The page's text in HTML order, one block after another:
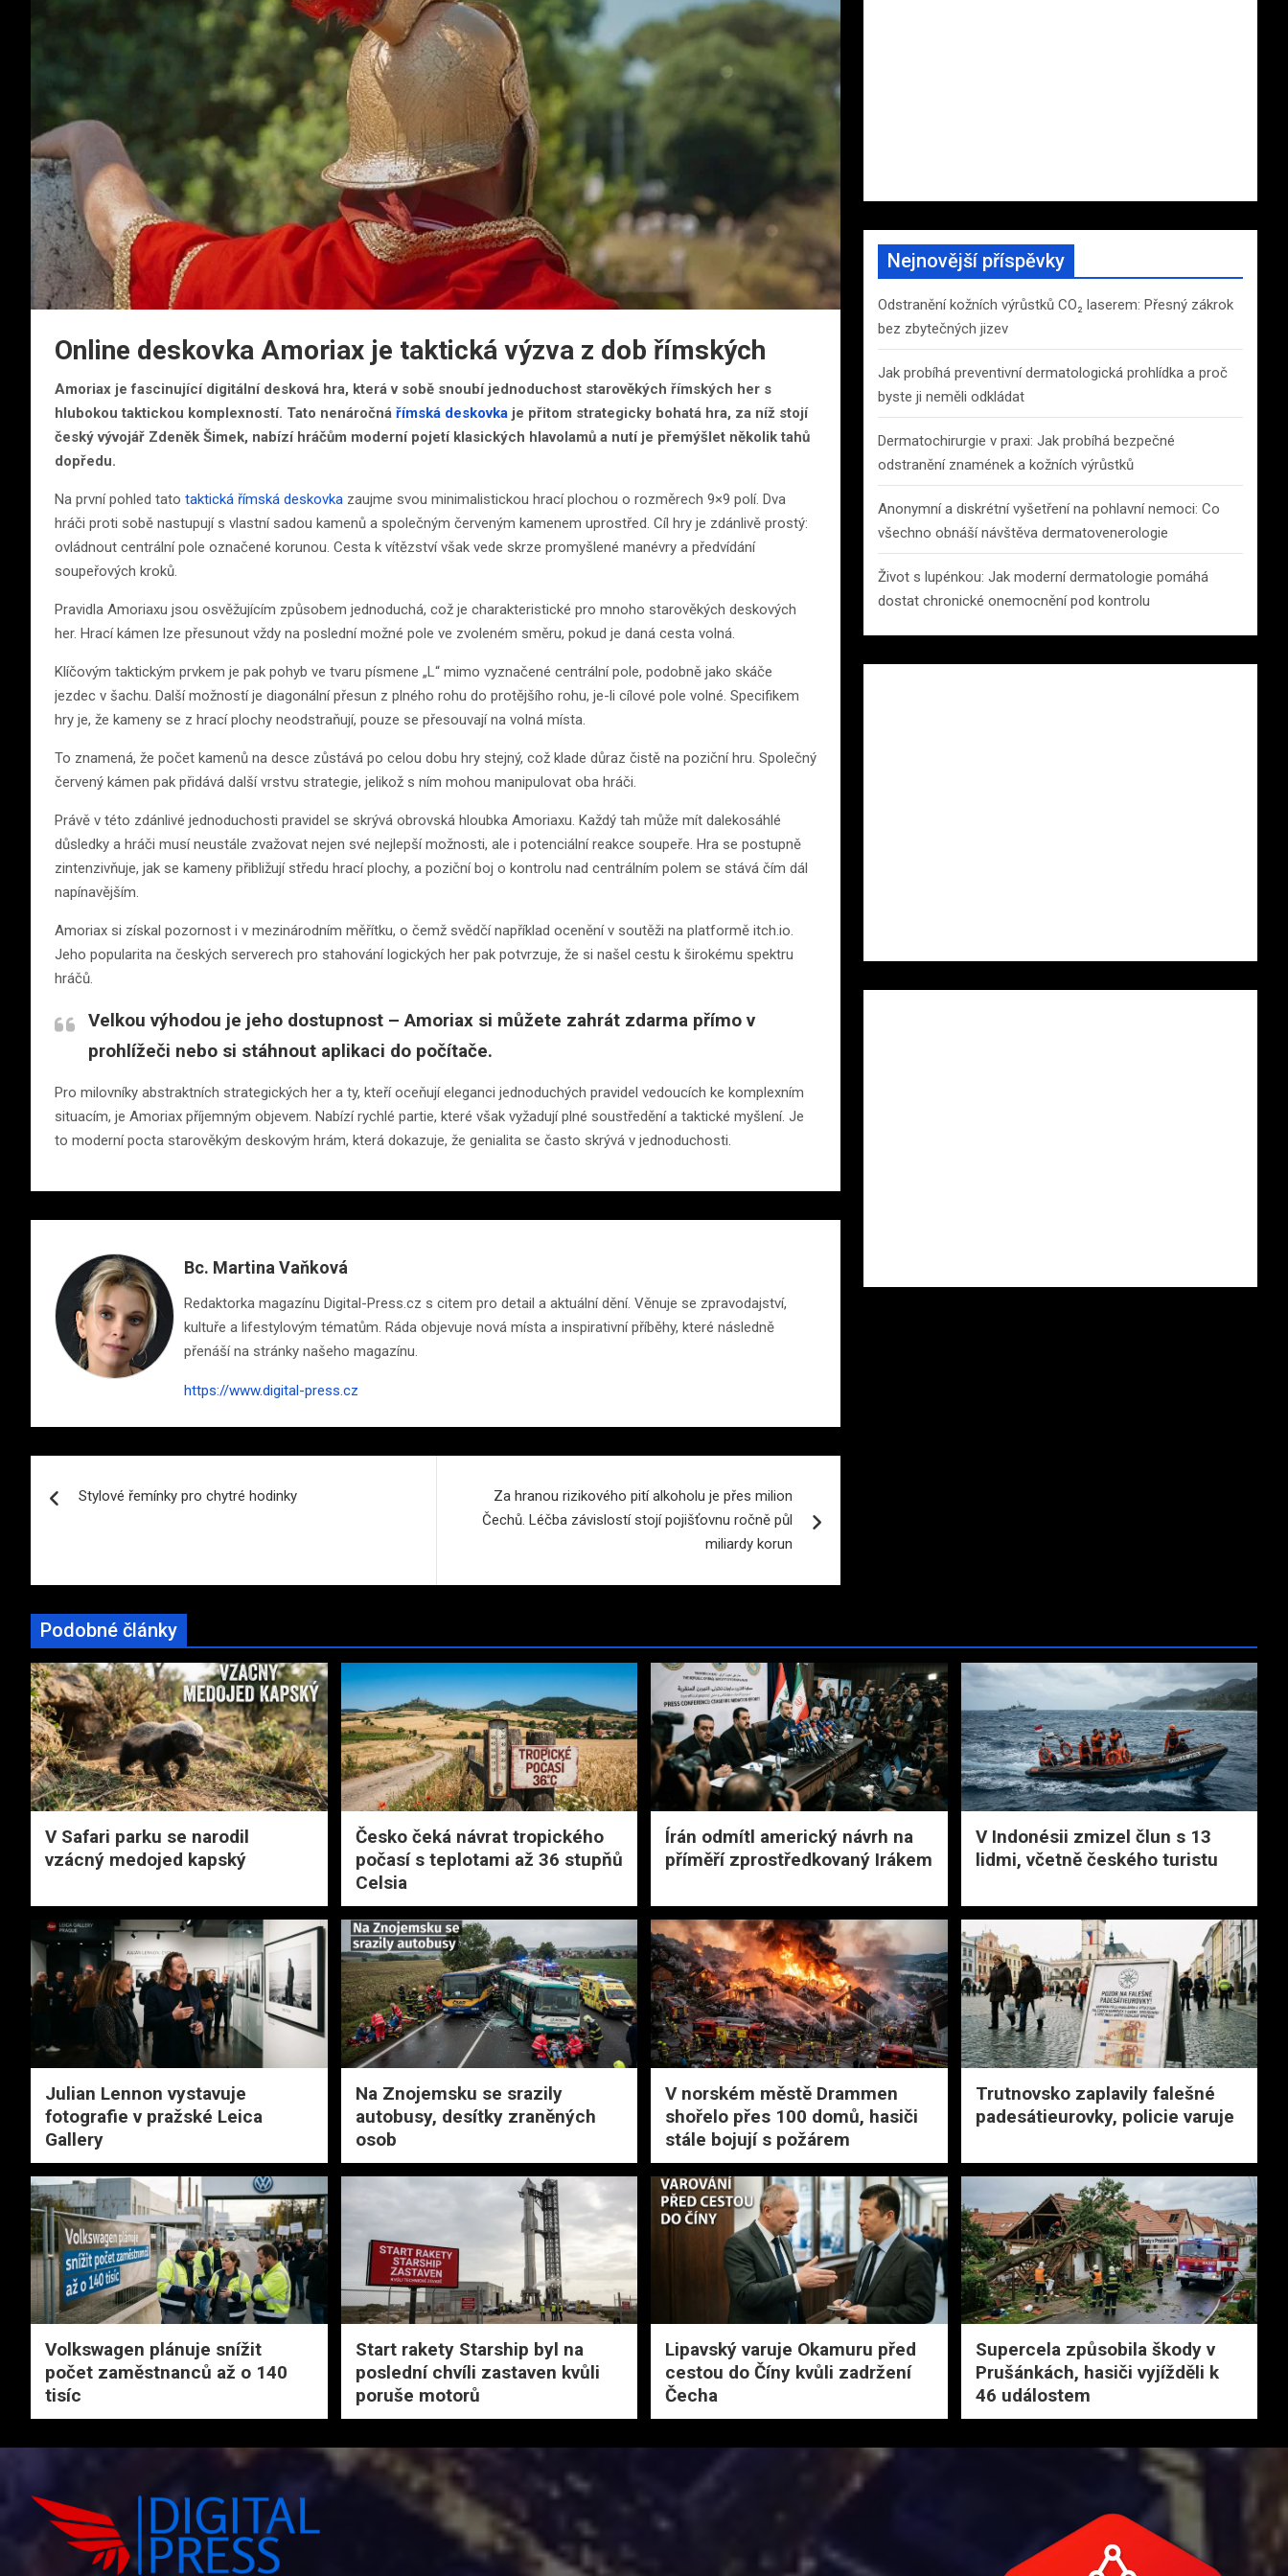
Online deskovka Amoriax je taktická výzva z dob římských
Amoriax je fascinující digitální desková hra, která v sobě snoubí jednoduchost starověkých římských her s
hlubokou taktickou komplexností. Tato nenáročná římská deskovka je přitom strategicky bohatá hra, za níž stojí
český vývojář Zdeněk Šimek, nabízí hráčům moderní pojetí klasických hlavolamů a nutí je přemýšlet několik tahů
dopředu.
Na první pohled tato taktická římská deskovka zaujme svou minimalistickou hrací plochou o rozměrech 9×9 polí. Dva
hráči proti sobě nastupují s vlastní sadou kamenů a společným červeným kamenem uprostřed. Cíl hry je zdánlivě prostý:
ovládnout centrální pole označené korunou. Cesta k vítězství však vede skrze promyšlené manévry a předvídání
soupeřových kroků.
Pravidla Amoriaxu jsou osvěžujícím způsobem jednoduchá, což je charakteristické pro mnoho starověkých deskových
her. Hrací kámen lze přesunout vždy na poslední možné pole ve zvoleném směru, pokud je daná cesta volná.
Klíčovým taktickým prvkem je pak pohyb ve tvaru písmene „L“ mimo vyznačené centrální pole, podobně jako skáče
jezdec v šachu. Další možností je diagonální přesun z plného rohu do protějšího rohu, je-li cílové pole volné. Specifikem
hry je, že kameny se z hrací plochy neodstraňují, pouze se přesouvají na volná místa.
To znamená, že počet kamenů na desce zůstává po celou dobu hry stejný, což klade důraz čistě na poziční hru. Společný
červený kámen pak přidává další vrstvu strategie, jelikož s ním mohou manipulovat oba hráči.
Právě v této zdánlivé jednoduchosti pravidel se skrývá obrovská hloubka Amoriaxu. Každý tah může mít dalekosáhlé
důsledky a hráči musí neustále zvažovat nejen své nejlepší možnosti, ale i potenciální reakce soupeře. Hra se postupně
zintenzivňuje, jak se kameny přibližují středu hrací plochy, a poziční boj o kontrolu nad centrálním polem se stává čím dál
napínavějším.
Amoriax si získal pozornost i v mezinárodním měřítku, o čemž svědčí například ocenění v soutěži na platformě itch.io.
Jeho popularita na českých serverech pro stahování logických her pak potvrzuje, že si našel cestu k širokému spektru
hráčů.
Velkou výhodou je jeho dostupnost – Amoriax si můžete zahrát zdarma přímo v
prohlížeči nebo si stáhnout aplikaci do počítače.
Pro milovníky abstraktních strategických her a ty, kteří oceňují eleganci jednoduchých pravidel vedoucích ke komplexním
situacím, je Amoriax příjemným objevem. Nabízí rychlé partie, které však vyžadují plné soustředění a taktické myšlení. Je
to moderní pocta starověkým deskovým hrám, která dokazuje, že genialita se často skrývá v jednoduchosti.
Bc. Martina Vaňková
Redaktorka magazínu Digital-Press.cz s citem pro detail a aktuální dění. Věnuje se zpravodajství,
kultuře a lifestylovým tématům. Ráda objevuje nová místa a inspirativní příběhy, které následně
přenáší na stránky našeho magazínu.
https://www.digital-press.cz
pro
Stylové řemínky pro chytré hodinky
Za hranou rizikového pití alkoholu je přes milion
Čechů. Léčba závislostí stojí pojišťovnu ročně půl
miliardy korun
Nejnovější příspěvky
Odstranění kožních výrůstků CO₂ laserem: Přesný zákrok
bez zbytečných jizev
Jak probíhá preventivní dermatologická prohlídka a proč
byste ji neměli odkládat
Dermatochirurgie v praxi: Jak probíhá bezpečné
odstranění znamének a kožních výrůstků
Anonymní a diskrétní vyšetření na pohlavní nemoci: Co
všechno obnáší návštěva dermatovenerologie
Život s lupénkou: Jak moderní dermatologie pomáhá
dostat chronické onemocnění pod kontrolu
Podobné články
V Safari parku se narodil
vzácný medojed kapský
Česko čeká návrat tropického
počasí s teplotami až 36 stupňů
Celsia
Írán odmítl americký návrh na
příměří zprostředkovaný Irákem
V Indonésii zmizel člun s 13
lidmi, včetně českého turistu
Julian Lennon vystavuje
fotografie v pražské Leica
Gallery
Na Znojemsku se srazily
autobusy, desítky zraněných
osob
V norském městě Drammen
shořelo přes 100 domů, hasiči
stále bojují s požárem
Trutnovsko zaplavily falešné
padesátieurovky, policie varuje
Volkswagen plánuje snížit
počet zaměstnanců až o 140
tisíc
Start rakety Starship byl na
poslední chvíli zastaven kvůli
poruše motorů
Lipavský varuje Okamuru před
cestou do Číny kvůli zadržení
Čecha
Supercela způsobila škody v
Prušánkách, hasiči vyjížděli k
46 událostem